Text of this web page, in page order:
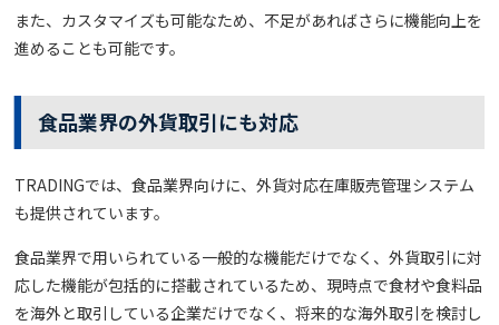
また、カスタマイズも可能なため、不足があればさらに機能向上を
進めることも可能です。
食品業界の外貨取引にも対応
TRADINGでは、食品業界向けに、外貨対応在庫販売管理システム
も提供されています。
食品業界で用いられている一般的な機能だけでなく、外貨取引に対
応した機能が包括的に搭載されているため、現時点で食材や食料品
を海外と取引している企業だけでなく、将来的な海外取引を検討し